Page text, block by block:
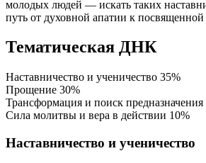
молодых людей — искать таких
путь от духовной апатии к
Тематическая ДНК
Наставничество и ученичество 35%
Прощение 30%
Трансформация и поиск предназначения
Сила молитвы и вера в действии 10%
Наставничество и ученичество